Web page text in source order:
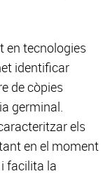
en tecnologies
identificar
de còpies
germinal.
els
en el moment
facilita la